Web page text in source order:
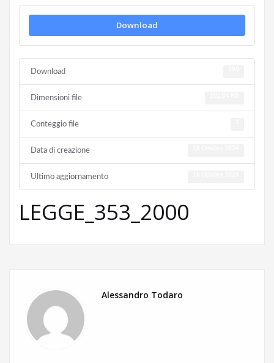
Download
Download
Dimensioni file
Conteggio file
Data di creazione
Ultimo aggiornamento
LEGGE_353_2000
Alessandro Todaro